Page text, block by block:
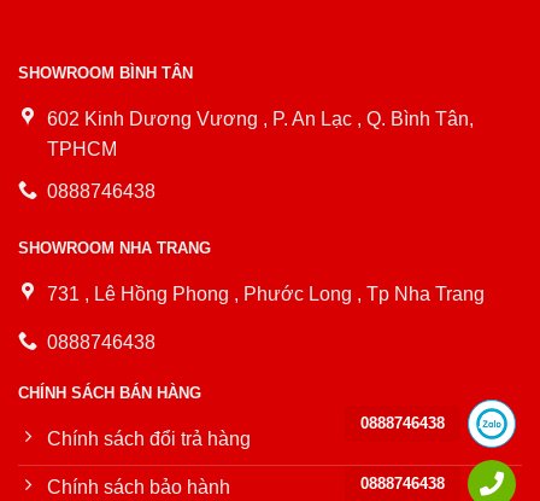
SHOWROOM BÌNH TÂN
602 Kinh Dương Vương , P. An Lạc , Q. Bình Tân,
TPHCM
0888746438
SHOWROOM NHA TRANG
731 , Lê Hồng Phong , Phước Long , Tp Nha Trang
0888746438
CHÍNH SÁCH BÁN HÀNG
Chính sách đổi trả hàng
Chính sách bảo hành
0888746438
0888746438